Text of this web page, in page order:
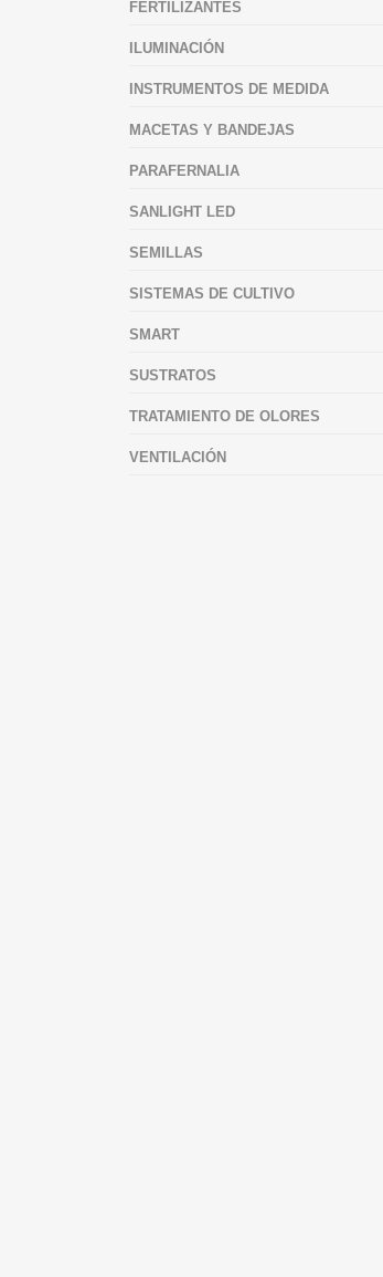
FERTILIZANTES
ILUMINACIÓN
INSTRUMENTOS DE MEDIDA
MACETAS Y BANDEJAS
PARAFERNALIA
SANLIGHT LED
SEMILLAS
SISTEMAS DE CULTIVO
SMART
SUSTRATOS
TRATAMIENTO DE OLORES
VENTILACIÓN